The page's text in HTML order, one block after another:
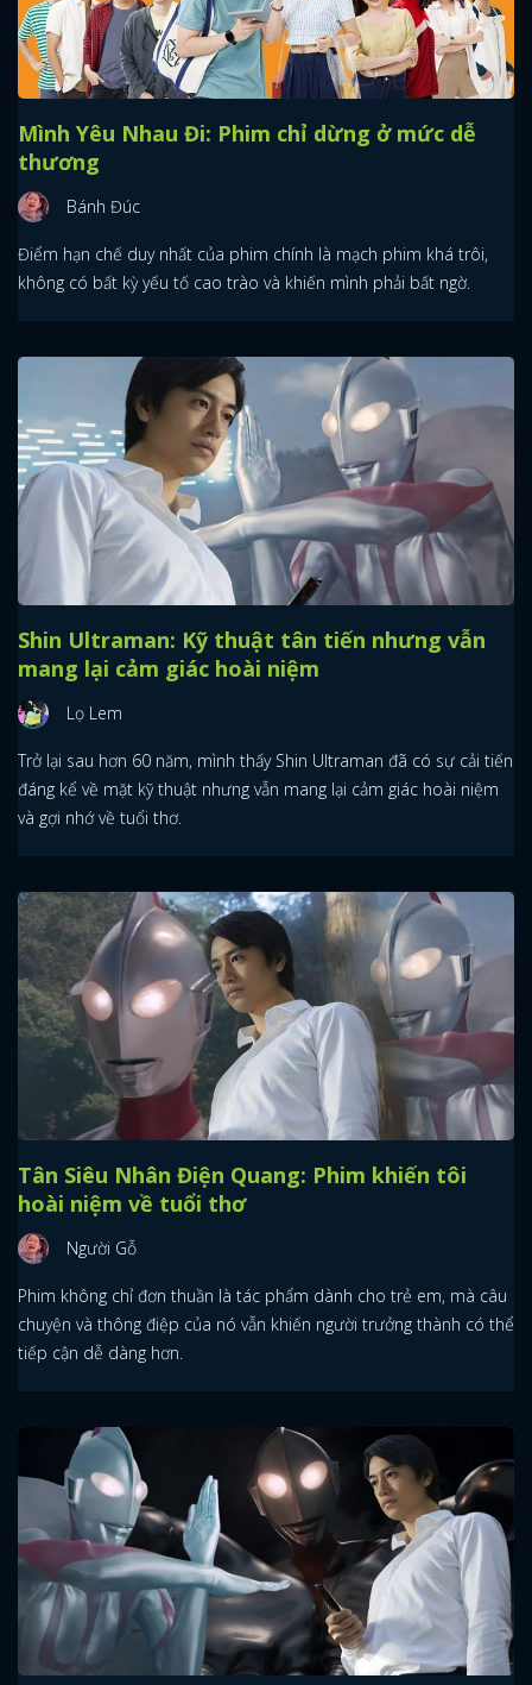
Mình Yêu Nhau Đi: Phim chỉ dừng ở mức dễ
thương
Bánh Đúc
Điểm hạn chế duy nhất của phim chính là mạch phim khá trôi,
không có bất kỳ yếu tố cao trào và khiến mình phải bất ngờ.
Shin Ultraman: Kỹ thuật tân tiến nhưng vẫn
mang lại cảm giác hoài niệm
Lọ Lem
Trở lại sau hơn 60 năm, mình thấy Shin Ultraman đã có sự cải tiến
đáng kể về mặt kỹ thuật nhưng vẫn mang lại cảm giác hoài niệm
và gợi nhớ về tuổi thơ.
Tân Siêu Nhân Điện Quang: Phim khiến tôi
hoài niệm về tuổi thơ
Người Gỗ
Phim không chỉ đơn thuần là tác phẩm dành cho trẻ em, mà câu
chuyện và thông điệp của nó vẫn khiến người trưởng thành có thể
tiếp cận dễ dàng hơn.